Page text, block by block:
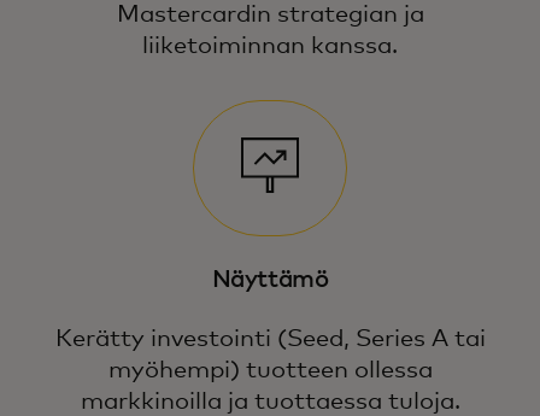
Mastercardin strategian ja
liiketoiminnan kanssa.
Näyttämö
Kerätty investointi (Seed, Series A tai
myöhempi) tuotteen ollessa
markkinoilla ja tuottaessa tuloja.